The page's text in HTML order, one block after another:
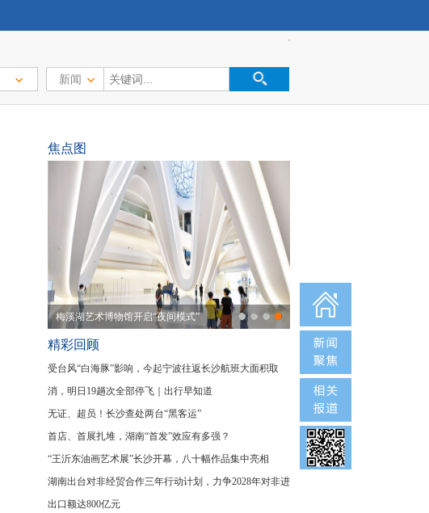
新闻
焦点图
梅溪湖艺术博物馆开启“夜间模式”
精彩回顾
受台风“白海豚”影响，今起宁波往返长沙航班大面积取
消，明日19趟次全部停飞｜出行早知道
无证、超员！长沙查处两台“黑客运”
首店、首展扎堆，湖南“首发”效应有多强？
“王沂东油画艺术展”长沙开幕，八十幅作品集中亮相
湖南出台对非经贸合作三年行动计划，力争2028年对非进
出口额达800亿元